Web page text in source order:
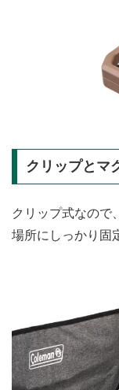
クリップとマ
クリップ式なので
場所にしっかり固